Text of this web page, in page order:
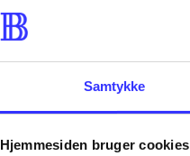
Samtykke
Hjemmesiden bruger cookies